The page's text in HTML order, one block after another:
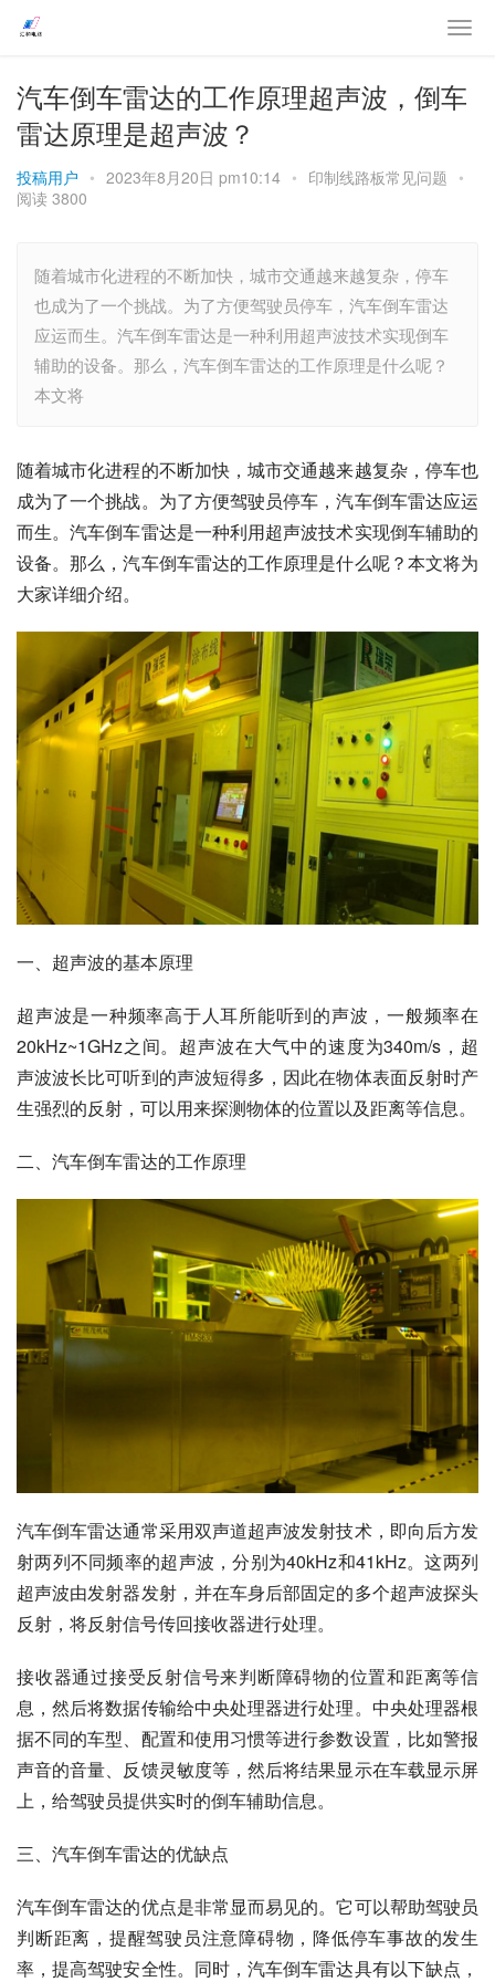
汽车倒车雷达的工作原理超声波，倒车
雷达原理是超声波？
投稿用户 • 2023年8月20日 pm10:14 • 印制线路板常见问题 •
阅读 3800
随着城市化进程的不断加快，城市交通越来越复杂，停车
也成为了一个挑战。为了方便驾驶员停车，汽车倒车雷达
应运而生。汽车倒车雷达是一种利用超声波技术实现倒车
辅助的设备。那么，汽车倒车雷达的工作原理是什么呢？
本文将
随着城市化进程的不断加快，城市交通越来越复杂，停车也
成为了一个挑战。为了方便驾驶员停车，汽车倒车雷达应运
而生。汽车倒车雷达是一种利用超声波技术实现倒车辅助的
设备。那么，汽车倒车雷达的工作原理是什么呢？本文将为
大家详细介绍。
一、超声波的基本原理
超声波是一种频率高于人耳所能听到的声波，一般频率在
20kHz~1GHz之间。超声波在大气中的速度为340m/s，超
声波波长比可听到的声波短得多，因此在物体表面反射时产
生强烈的反射，可以用来探测物体的位置以及距离等信息。
二、汽车倒车雷达的工作原理
汽车倒车雷达通常采用双声道超声波发射技术，即向后方发
射两列不同频率的超声波，分别为40kHz和41kHz。这两列
超声波由发射器发射，并在车身后部固定的多个超声波探头
反射，将反射信号传回接收器进行处理。
接收器通过接受反射信号来判断障碍物的位置和距离等信
息，然后将数据传输给中央处理器进行处理。中央处理器根
据不同的车型、配置和使用习惯等进行参数设置，比如警报
声音的音量、反馈灵敏度等，然后将结果显示在车载显示屏
上，给驾驶员提供实时的倒车辅助信息。
三、汽车倒车雷达的优缺点
汽车倒车雷达的优点是非常显而易见的。它可以帮助驾驶员
判断距离，提醒驾驶员注意障碍物，降低停车事故的发生
率，提高驾驶安全性。同时，汽车倒车雷达具有以下缺点，